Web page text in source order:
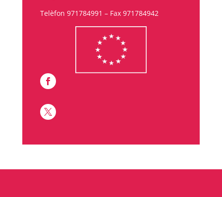
Telèfon 971784991 – Fax 971784942

